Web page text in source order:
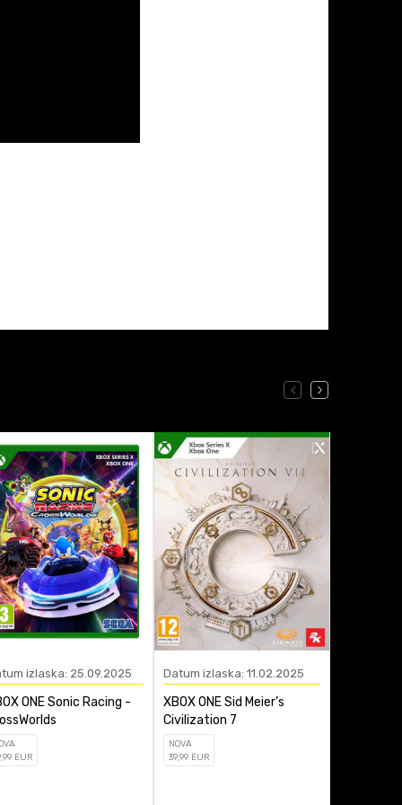
izlaska: 25.09.2025
ONE Sonic Racing -
,99 EUR
Datum izlaska: 11.02.2025
XBOX ONE Sid Meier’s
Civilization 7
NOVA
39,99 EUR